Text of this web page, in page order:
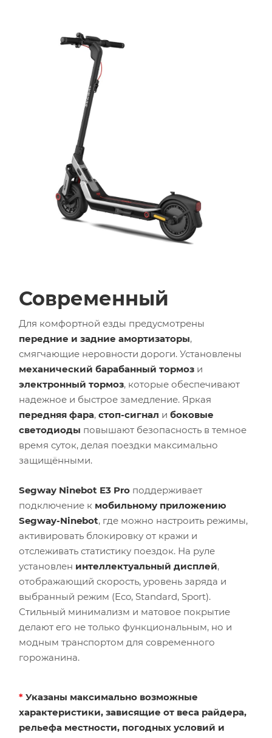
Современный
Для комфортной езды предусмотрены
передние и задние амортизаторы,
смягчающие неровности дороги. Установлены
механический барабанный тормоз и
электронный тормоз, которые обеспечивают
надежное и быстрое замедление. Яркая
передняя фара, стоп-сигнал и боковые
светодиоды повышают безопасность в темное
время суток, делая поездки максимально
защищёнными.
Segway Ninebot E3 Pro поддерживает
подключение к мобильному приложению
Segway-Ninebot, где можно настроить режимы,
активировать блокировку от кражи и
отслеживать статистику поездок. На руле
установлен интеллектуальный дисплей,
отображающий скорость, уровень заряда и
выбранный режим (Eco, Standard, Sport).
Стильный минимализм и матовое покрытие
делают его не только функциональным, но и
модным транспортом для современного
горожанина.
* Указаны максимально возможные
характеристики, зависящие от веса райдера,
рельефа местности, погодных условий и